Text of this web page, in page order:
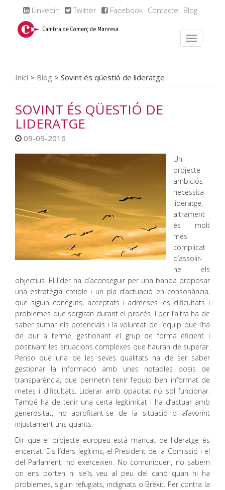
Linkedin Twitter Facebook Contacte Blog
Inici > Blog > Sovint és qüestió de lideratge
SOVINT ÉS QÜESTIÓ DE
LIDERATGE
09-09-2016
Un
projecte
ambiciós
necessita
lideratge,
altrament
és molt
més
complicat
d’assolir-
ne els
objectius. El líder ha d’aconseguir per una banda proposar
una estratègia creïble i un pla d’actuació en consonància,
que siguin coneguts, acceptats i admeses les dificultats i
problemes que sorgiran durant el procés. I per l’altra ha de
saber sumar els potencials i la voluntat de l’equip que l’ha
de dur a terme, gestionant el grup de forma eficient i
positivant les situacions complexes que hauran de superar.
Penso que una de les seves qualitats ha de ser saber
gestionar la informació amb unes notables dosis de
transparència, que permetin tenir l’equip ben informat de
metes i dificultats. Liderar amb opacitat no sol funcionar.
També ha de tenir una certa legitimitat i ha d’actuar amb
generositat, no aprofitant-se de la situació o afavorint
injustament uns quants.
Dir que el projecte europeu està mancat de lideratge és
encertat. Els líders legítims, el President de la Comissió i el
del Parlament, no exerceixen. No comuniquen, no sabem
on ens porten ni se’ls veu al peu del canó quan hi ha
problemes, siguin refugiats, indignats o Brèxit. Per contra la